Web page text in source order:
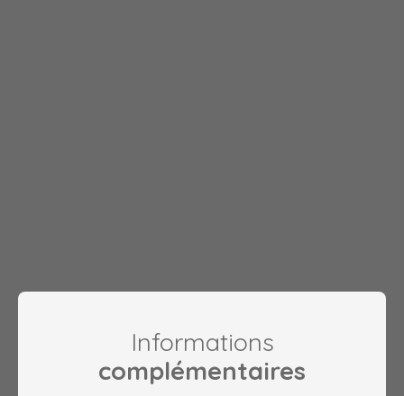
Informations
complémentaires